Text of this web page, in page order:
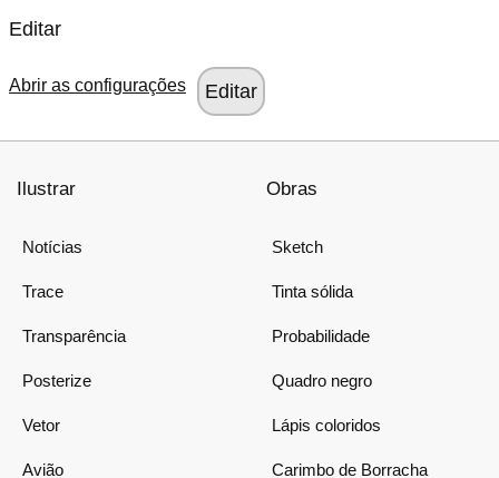
Editar
Abrir as configurações
Ilustrar
Notícias
Trace
Transparência
Posterize
Vetor
Avião
Obras
Sketch
Tinta sólida
Probabilidade
Quadro negro
Lápis coloridos
Carimbo de Borracha